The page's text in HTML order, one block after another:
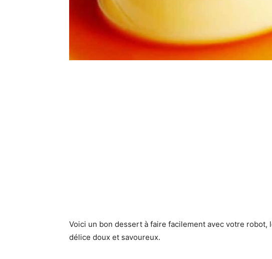
Voici un bon dessert à faire facilement avec votre robot,
délice doux et savoureux.